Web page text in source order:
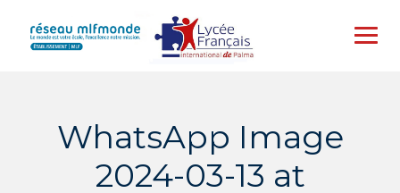
content
WhatsApp Image
2024-03-13 at